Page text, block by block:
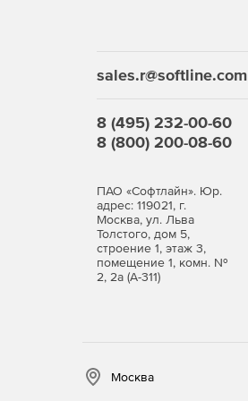
sales.r@softline.com
8 (495) 232-00-60
8 (800) 200-08-60
ПАО «Софтлайн». Юр.
адрес: 119021, г.
Москва, ул. Льва
Толстого, дом 5,
строение 1, этаж 3,
помещение 1, комн. №
2, 2а (А-311)
Москва